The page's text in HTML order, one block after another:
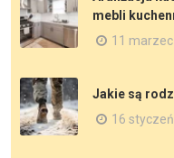
mebli
11
Jakie są
16